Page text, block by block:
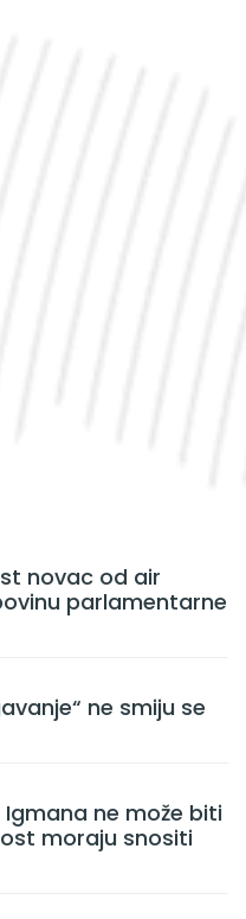
novac od air
parlamentarne
ne smiju se
ne može biti
moraju snositi